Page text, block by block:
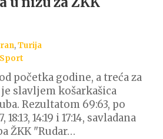
,Turija
Sport
početka godine, a treća za
slavljem košarkašica
Rezultatom 69:63, po
14:19 i 17:14, savladana
ŽKK "Rudar…